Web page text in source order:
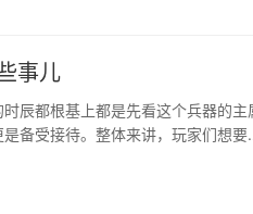
事儿
辰都根基上都是先看这个兵器的主
备受接待。整体来讲，玩家们想要